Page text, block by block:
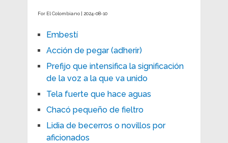
For El Colombiano | 2024-08-10
Embestí
Acción de pegar (adherir)
Prefijo que intensifica la significación
de la voz a la que va unido
Tela fuerte que hace aguas
Chacó pequeño de fieltro
Lidia de becerros o novillos por
aficionados